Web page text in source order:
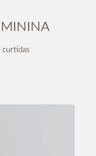
curtidas